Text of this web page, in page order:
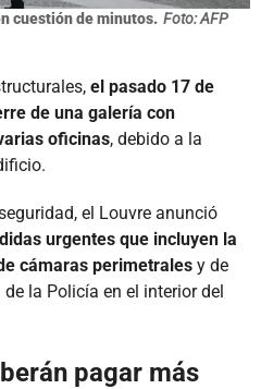
cuestión de minutos. Foto: AFP
el pasado 17 de
de una galería con
oficinas, debido a la
el Louvre anunció
urgentes que incluyen la
cámaras perimetrales y de
la Policía en el interior del
pagar más